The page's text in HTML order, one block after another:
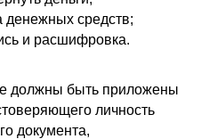
денежных средств;
и расшифровка.
должны быть приложены
личность
документа,